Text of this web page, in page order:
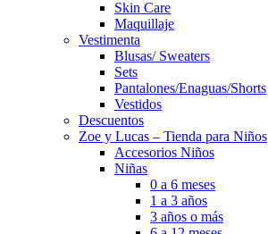
Skin Care
Maquillaje
Vestimenta
Blusas/ Sweaters
Sets
Pantalones/Enaguas/Shorts
Vestidos
Descuentos
Zoe y Lucas – Tienda para Niños
Accesorios Niños
Niñas
0 a 6 meses
1 a 3 años
3 años o más